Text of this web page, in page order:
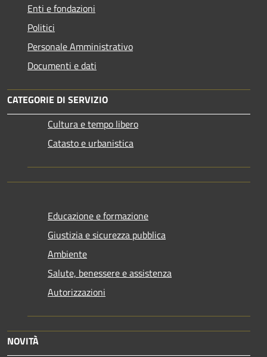
Enti e fondazioni
Politici
Personale Amministrativo
Documenti e dati
CATEGORIE DI SERVIZIO
Cultura e tempo libero
Catasto e urbanistica
Educazione e formazione
Giustizia e sicurezza pubblica
Ambiente
Salute, benessere e assistenza
Autorizzazioni
NOVITÀ